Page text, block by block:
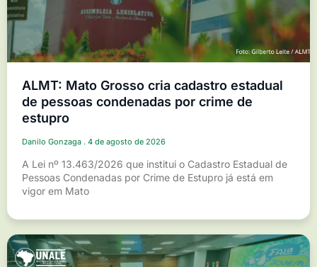
ALMT: Mato Grosso cria cadastro estadual
de pessoas condenadas por crime de
estupro
Danilo Gonzaga 4 de agosto de 2026
A Lei nº 13.463/2026 que institui o Cadastro Estadual de
Pessoas Condenadas por Crime de Estupro já está em
vigor em Mato